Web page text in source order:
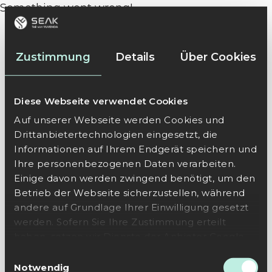
Zustimmung Details Über Cookies
Diese Webseite verwendet Cookies
Auf unserer Webseite werden Cookies und
Drittanbietertechnologien eingesetzt, die
Informationen auf Ihrem Endgerät speichern und
Ihre personenbezogenen Daten verarbeiten.
Einige davon werden zwingend benötigt, um den
Betrieb der Webseite sicherzustellen, während
andere auf Grundlage Ihrer Einwilligung gesetzt
werden. Sofern Sie Ihre Zustimmung erteilt
Besuchermessung durchzuführen und die
Notwendig
Something went wrong!